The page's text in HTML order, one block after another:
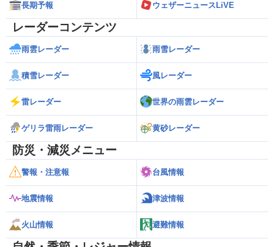
長期予報 ウェザーニュースLiVE
レーダーコンテンツ
雨雲レーダー 雨雪レーダー
積雪レーダー 風レーダー
雷レーダー 世界の雨雲レーダー
ゲリラ雷雨レーダー 黄砂レーダー
防災・減災メニュー
警報・注意報 台風情報
地震情報 津波情報
火山情報 避難情報